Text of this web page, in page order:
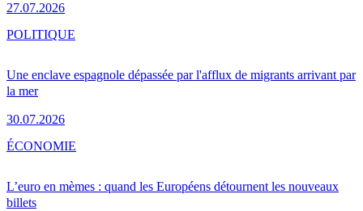
27.07.2026
Une enclave espagnole dépassée par l'afflux de migrants arrivant par
la mer
30.07.2026
POLITIQUE
L’euro en mèmes : quand les Européens détournent les nouveaux
billets
ÉCONOMIE